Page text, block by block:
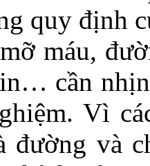
quy định
máu,
cần
Vì
đường và